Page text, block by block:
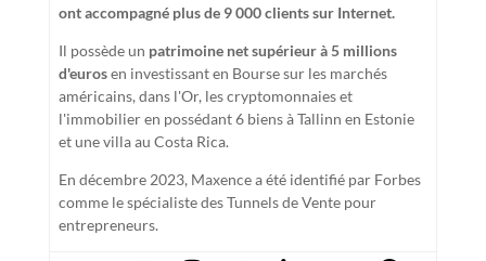
ont accompagné plus de 9 000 clients sur Internet.
Il possède un patrimoine net supérieur à 5 millions
d'eurosen investissant en Bourse sur les marchés
américains, dans l'Or, les cryptomonnaies et
l'immobilier en possédant 6 biens à Tallinn en Estonie
et une villa au Costa Rica.
En décembre 2023, Maxence a été identifié par Forbes
comme le spécialiste des Tunnels de Vente pour
entrepreneurs.